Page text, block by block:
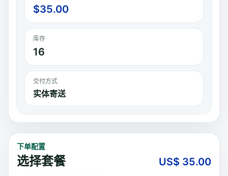
$35.00
库存
16
交付方式
实体寄送
下单配置
选择套餐 US$ 35.00